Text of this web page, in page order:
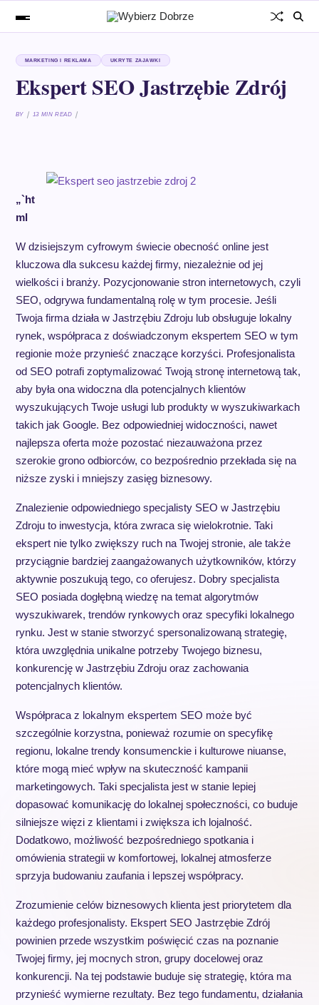
MARKETING I REKLAMA UKRYTE ZAJAWKI
Ekspert SEO Jastrzębie Zdrój
BY 13 MIN READ
„`ht
ml
W dzisiejszym cyfrowym świecie obecność online jest
kluczowa dla sukcesu każdej firmy, niezależnie od jej
wielkości i branży. Pozycjonowanie stron internetowych, czyli
SEO, odgrywa fundamentalną rolę w tym procesie. Jeśli
Twoja firma działa w Jastrzębiu Zdroju lub obsługuje lokalny
rynek, współpraca z doświadczonym ekspertem SEO w tym
regionie może przynieść znaczące korzyści. Profesjonalista
od SEO potrafi zoptymalizować Twoją stronę internetową tak,
aby była ona widoczna dla potencjalnych klientów
wyszukujących Twoje usługi lub produkty w wyszukiwarkach
takich jak Google. Bez odpowiedniej widoczności, nawet
najlepsza oferta może pozostać niezauważona przez
szerokie grono odbiorców, co bezpośrednio przekłada się na
niższe zyski i mniejszy zasięg biznesowy.
Znalezienie odpowiedniego specjalisty SEO w Jastrzębiu
Zdroju to inwestycja, która zwraca się wielokrotnie. Taki
ekspert nie tylko zwiększy ruch na Twojej stronie, ale także
przyciągnie bardziej zaangażowanych użytkowników, którzy
aktywnie poszukują tego, co oferujesz. Dobry specjalista
SEO posiada dogłębną wiedzę na temat algorytmów
wyszukiwarek, trendów rynkowych oraz specyfiki lokalnego
rynku. Jest w stanie stworzyć spersonalizowaną strategię,
która uwzględnia unikalne potrzeby Twojego biznesu,
konkurencję w Jastrzębiu Zdroju oraz zachowania
potencjalnych klientów.
Współpraca z lokalnym ekspertem SEO może być
szczególnie korzystna, ponieważ rozumie on specyfikę
regionu, lokalne trendy konsumenckie i kulturowe niuanse,
które mogą mieć wpływ na skuteczność kampanii
marketingowych. Taki specjalista jest w stanie lepiej
dopasować komunikację do lokalnej społeczności, co buduje
silniejsze więzi z klientami i zwiększa ich lojalność.
Dodatkowo, możliwość bezpośredniego spotkania i
omówienia strategii w komfortowej, lokalnej atmosferze
sprzyja budowaniu zaufania i lepszej współpracy.
Zrozumienie celów biznesowych klienta jest priorytetem dla
każdego profesjonalisty. Ekspert SEO Jastrzębie Zdrój
powinien przede wszystkim poświęcić czas na poznanie
Twojej firmy, jej mocnych stron, grupy docelowej oraz
konkurencji. Na tej podstawie buduje się strategię, która ma
przynieść wymierne rezultaty. Bez tego fundamentu, działania